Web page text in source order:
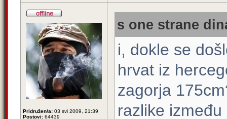
Pridružen/a: 03 svi 2009, 21:39
Postovi: 64439
s one strane
i, dokle se
hrvat iz
zagorja
razlike